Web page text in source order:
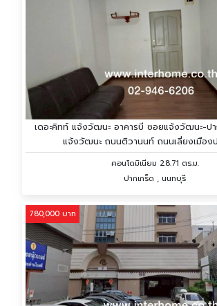
เดอะคิทท์ แจ้งวัฒนะ อาคารบี ซอยแจ้งวัฒนะ-ปา
แจ้งวัฒนะ ถนนติวานนท์ ถนนเลี่ยงเมือง
คอนโดมิเนียม 28.71 ตร.ม.
ปากเกร็ด , นนทบุรี
780,000 บาท